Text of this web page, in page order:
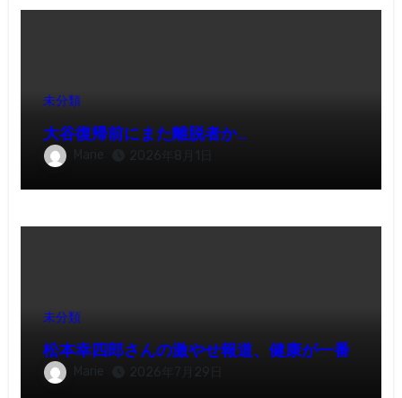
未分類
大谷復帰前にまた離脱者か…
Marie 2026年8月1日
未分類
松本幸四郎さんの激やせ報道、健康が一番
Marie 2026年7月29日